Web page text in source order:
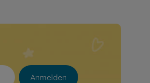
Anmelden